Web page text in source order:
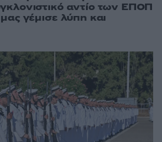
αντίο των ΕΠΟΠ
γέμισε λύπη και